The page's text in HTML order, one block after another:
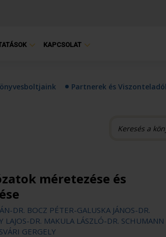
KAPCSOLAT
Partnerek és
méretezése és
DR. BOCZ PÉTER-GALUSKA JÁNOS-DR.
LAJOS-DR. MAKULA LÁSZLÓ-DR. SCHUMANN
GERGELY